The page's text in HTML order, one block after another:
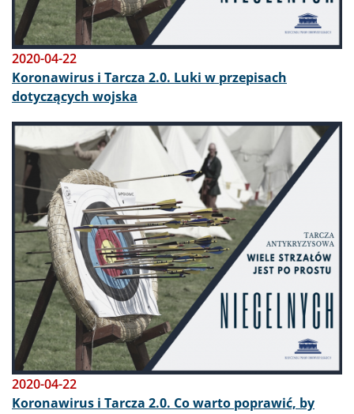
2020-04-22
Koronawirus i Tarcza 2.0. Luki w przepisach
dotyczących wojska
Obraz
2020-04-22
Koronawirus i Tarcza 2.0. Co warto poprawić, by